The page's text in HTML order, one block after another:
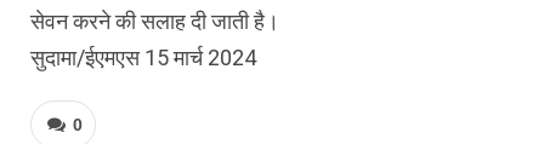
सेवन करने की सलाह दी जाती है।
सुदामा/ईएमएस 15 मार्च 2024
0